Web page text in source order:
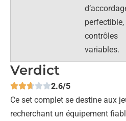
perfectible,
contrôles
variables.
Verdict
2.6/5
Ce set complet se destine aux
recherchant un équipement